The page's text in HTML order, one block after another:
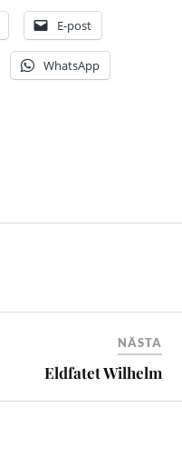
E-post
WhatsApp
NÄSTA
Eldfatet Wilhelm